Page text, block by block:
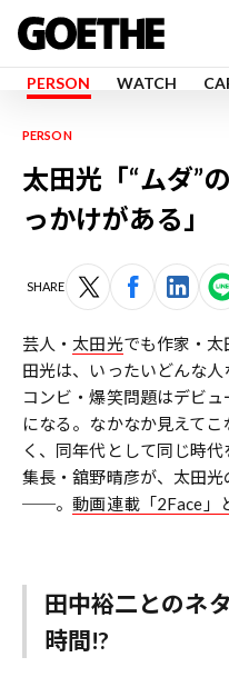
PERSON WATCH
PERSON
太田光「“ムダ”
っかけがある」
SHARE
芸人・ 太田光でも作家・
田光は、いったいどんな
コンビ・爆笑問題はデビ
になる。なかなか見えてこ
く、同年代として同じ時
集長・舘野晴彦が、太田
──。動画連載「2Face」
田中裕二とのネ
時間!?